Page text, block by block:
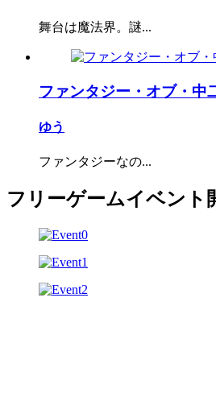
舞台は魔法界。謎...
ファンタジー・オブ・中
ゆう
ファンタジーなの...
フリーゲームイベント